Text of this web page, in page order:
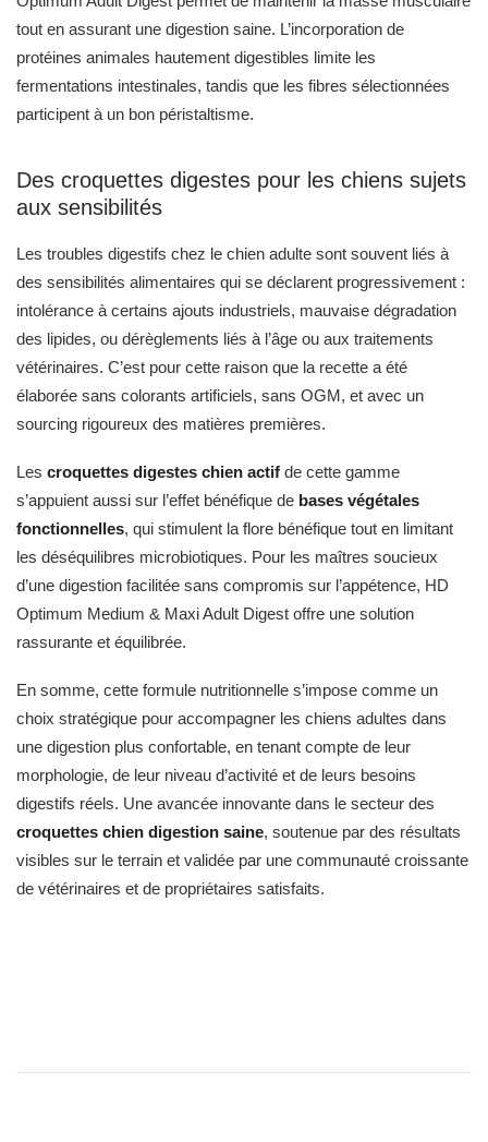
tout en assurant une digestion saine. L’incorporation de
protéines animales hautement digestibles limite les
fermentations intestinales, tandis que les fibres sélectionnées
participent à un bon péristaltisme.
Des croquettes digestes pour les chiens sujets
aux sensibilités
Les troubles digestifs chez le chien adulte sont souvent liés à
des sensibilités alimentaires qui se déclarent progressivement :
intolérance à certains ajouts industriels, mauvaise dégradation
des lipides, ou dérèglements liés à l’âge ou aux traitements
vétérinaires. C’est pour cette raison que la recette a été
élaborée sans colorants artificiels, sans OGM, et avec un
sourcing rigoureux des matières premières.
Les croquettes digestes chien actif de cette gamme
s’appuient aussi sur l’effet bénéfique de bases végétales
fonctionnelles, qui stimulent la flore bénéfique tout en limitant
les déséquilibres microbiotiques. Pour les maîtres soucieux
d’une digestion facilitée sans compromis sur l’appétence, HD
Optimum Medium & Maxi Adult Digest offre une solution
rassurante et équilibrée.
En somme, cette formule nutritionnelle s’impose comme un
choix stratégique pour accompagner les chiens adultes dans
une digestion plus confortable, en tenant compte de leur
morphologie, de leur niveau d’activité et de leurs besoins
digestifs réels. Une avancée innovante dans le secteur des
croquettes chien digestion saine, soutenue par des résultats
visibles sur le terrain et validée par une communauté croissante
de vétérinaires et de propriétaires satisfaits.